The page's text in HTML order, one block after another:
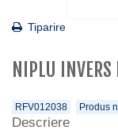
Tiparire
NIPLU INVERS
RFV012038 Produs
Descriere